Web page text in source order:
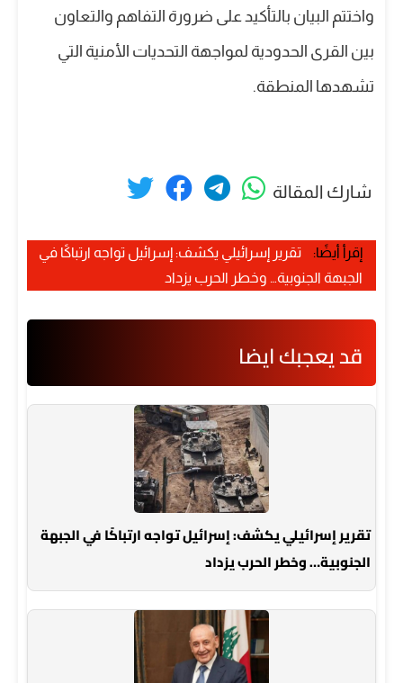
واختتم البيان بالتأكيد على ضرورة التفاهم والتعاون
بين القرى الحدودية لمواجهة التحديات الأمنية التي
تشهدها المنطقة.
شارك المقالة
إقرأ أيضًا:
تقرير إسرائيلي يكشف: إسرائيل تواجه ارتباكًا في
الجبهة الجنوبية… وخطر الحرب يزداد
قد يعجبك ايضا
تقرير إسرائيلي يكشف: إسرائيل تواجه ارتباكًا في الجبهة
الجنوبية… وخطر الحرب يزداد